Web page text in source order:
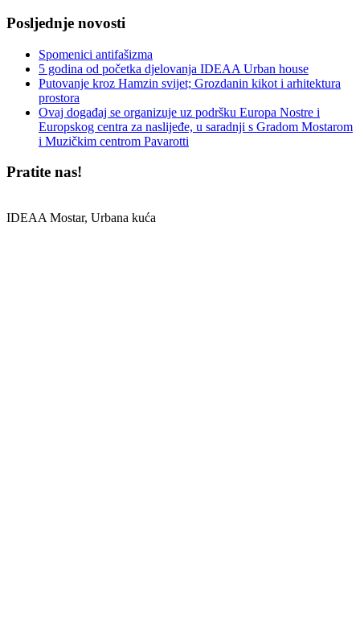
Posljednje novosti
Spomenici antifašizma
5 godina od početka djelovanja IDEAA Urban house
Putovanje kroz Hamzin svijet; Grozdanin kikot i arhitektura
prostora
Ovaj događaj se organizuje uz podršku Europa Nostre i
Europskog centra za naslijeđe, u saradnji s Gradom Mostarom
i Muzičkim centrom Pavarotti
Pratite nas!
IDEAA Mostar, Urbana kuća